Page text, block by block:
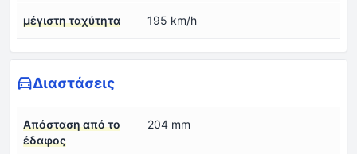
μέγιστη ταχύτητα 195 km/h
Διαστάσεις
Απόσταση από το
έδαφος
204 mm